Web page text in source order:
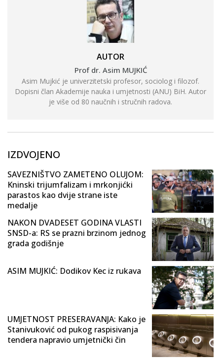
AUTOR
Prof dr. Asim MUJKIĆ
Asim Mujkić je univerzitetski profesor, sociolog i filozof.
Dopisni član Akademije nauka i umjetnosti (ANU) BiH. Autor
je više od 80 naučnih i stručnih radova.
IZDVOJENO
SAVEZNIŠTVO ZAMETENO OLUJOM:
Kninski trijumfalizam i mrkonjićki
parastos kao dvije strane iste
medalje
NAKON DVADESET GODINA VLASTI
SNSD-a: RS se prazni brzinom jednog
grada godišnje
ASIM MUJKIĆ: Dodikov Kec iz rukava
UMJETNOST PRESERAVANJA: Kako je
Stanivuković od pukog raspisivanja
tendera napravio umjetnički čin